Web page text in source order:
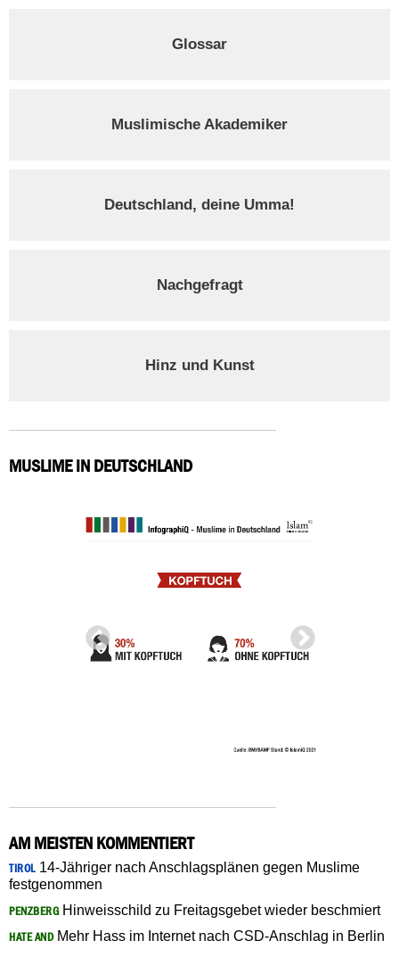
Glossar
Muslimische Akademiker
Deutschland, deine Umma!
Nachgefragt
Hinz und Kunst
MUSLIME IN DEUTSCHLAND
AM MEISTEN KOMMENTIERT
TIROL14-Jähriger nach Anschlagsplänen gegen Muslime
festgenommen
PENZBERGHinweisschild zu Freitagsgebet wieder beschmiert
HATE ANDMehr Hass im Internet nach CSD-Anschlag in Berlin